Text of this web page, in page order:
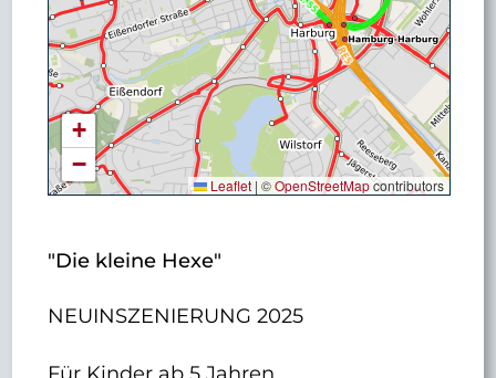
+
−
Leaflet | ©OpenStreetMapcontributors
"Die kleine Hexe"
NEUINSZENIERUNG 2025
Für Kinder ab 5 Jahren.